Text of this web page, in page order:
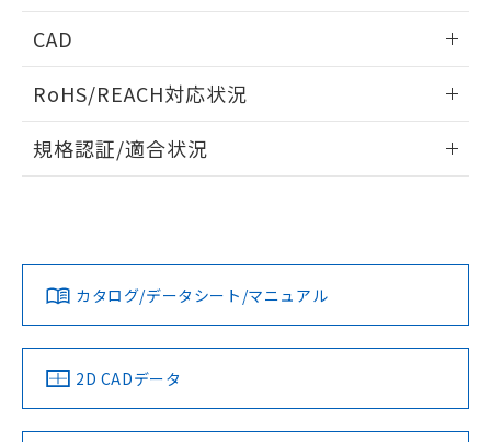
CAD
ドすることができます。
ログイン/会員登録
ダウンロードデータをご利用いただく前に、以下を必ずお読
みください。
ソフトウェアの使用条件
RoHS/REACH対応状況
EU RoHS 注意事項・凡例
対応済み
中国 RoHS 注意事項・凡例
規格認証/適合状況
LR型式承認
（イギリス
船舶規格）
DNV型式承認
（ノルウェー
BV型式承認
（フランス
KR型式
（韓国
No No No No
カタログ/データシート/マニュアル
2D CADデータ